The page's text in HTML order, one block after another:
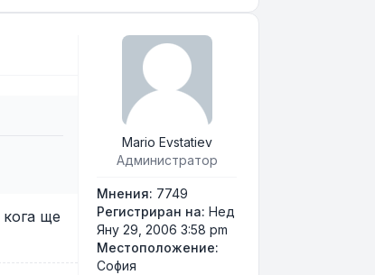
Mario Evstatiev
Администратор
Мнения: 7749
Регистриран на: Нед
Яну 29, 2006 3:58 pm
Местоположение:
София
ще